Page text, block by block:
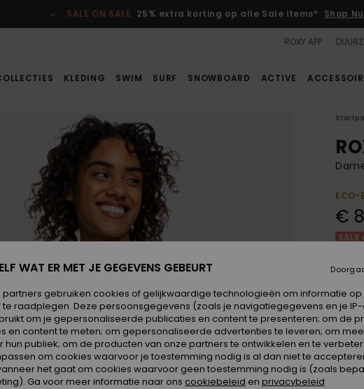
SALE ON SALE 25% extra korting op alle Sale items* Shop Nu
ROXY APP
KLEDING SWIM SURF SNOWBOARD ACTIVE
ECO-
€
SALE
Kleur
WAT ER MET JE GEGEVENS GEBEURT
partners gebruiken cookies of gelijkwaardige technologieën om informatie
raadplegen. Deze persoonsgegevens (zoals je navigatiegegevens en je
om je gepersonaliseerde publicaties en content te presenteren; om de
en content te meten; om gepersonaliseerde advertenties te leveren; om
hun publiek; om de producten van onze partners te ontwikkelen en te
om cookies waarvoor je toestemming nodig is al dan niet te
het gaat om cookies waarvoor geen toestemming nodig is (zoals
Ga voor meer informatie naar ons cookiebeleid en privacybeleid